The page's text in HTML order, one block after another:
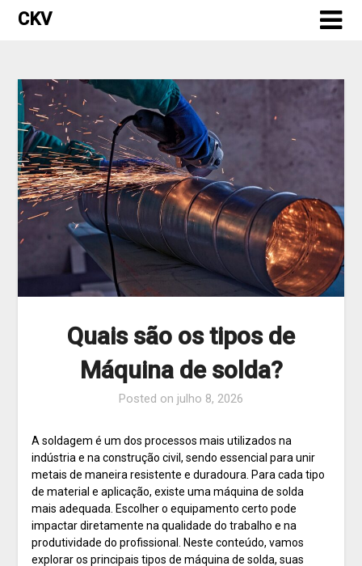
SkipCKV
Quais são os tipos de
Máquina de solda?
Posted on julho 8, 2026
A soldagem é um dos processos mais utilizados na
indústria e na construção civil, sendo essencial para unir
metais de maneira resistente e duradoura. Para cada tipo
de material e aplicação, existe uma máquina de solda
mais adequada. Escolher o equipamento certo pode
impactar diretamente na qualidade do trabalho e na
produtividade do profissional. Neste conteúdo, vamos
explorar os principais tipos de máquina de solda, suas